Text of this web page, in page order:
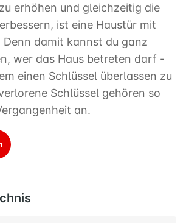
erhöhen und gleichzeitig die
ist eine Haustür mit
Denn damit kannst du ganz
wer das Haus betreten darf -
einen Schlüssel überlassen zu
Schlüssel gehören so
an.